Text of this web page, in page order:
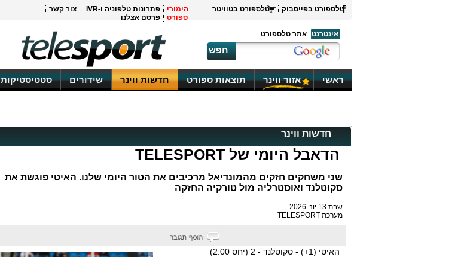
טלספורט בפייסבוק טלספורט בטוויטר
הימורי
ספורט
פתרונות טלפוניה ו-IVR
צור קשר
פרסם אצלנו
אינטרנט
אתר טלספורט
חפש
ראשי אזור ווינר תוצאות ספורט חדשות ווינר שידורים סטטיסטיקות
חדשות ווינר
הדאבל היומי של TELESPORT
שני משחקים חזקים מהמונדיאל מרכיבים את הטור היומי שלנו. האיטי פוגשת את
סקוטלנד ואוסטרליה מול טורקיה החזקה
שבת 13 יוני 2026
מערכת TELESPORT
האיטי (1+) - סקוטלנד - 2 (יחס 2.00)